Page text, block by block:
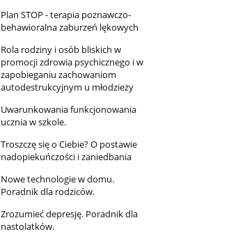
Plan STOP - terapia poznawczo-
behawioralna zaburzeń lękowych
Rola rodziny i osób bliskich w
promocji zdrowia psychicznego i w
zapobieganiu zachowaniom
autodestrukcyjnym u młodzieży
Uwarunkowania funkcjonowania
ucznia w szkole.
Troszczę się o Ciebie? O postawie
nadopiekuńczości i zaniedbania
Nowe technologie w domu.
Poradnik dla rodziców.
Zrozumieć depresję. Poradnik dla
nastolatków.